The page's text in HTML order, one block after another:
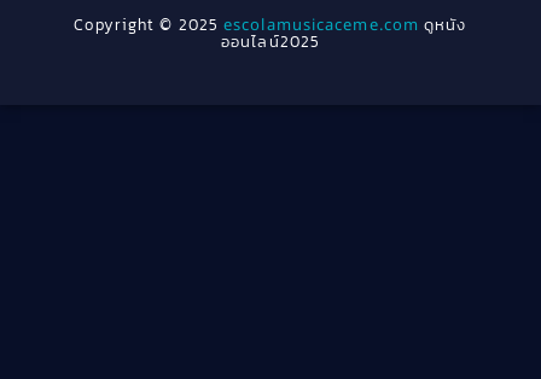
Cult Film(4)
1940
Copyright © 2025escolamusicaceme.com ดูหนัง
ออนไลน์2025